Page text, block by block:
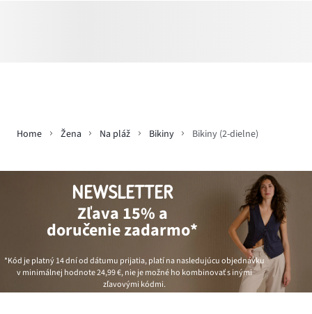
Home Žena Na pláž Bikiny Bikiny (2-dielne)
NEWSLETTER
Zľava 15% a
doručenie zadarmo*
*Kód je platný 14 dní od dátumu prijatia, platí na nasledujúcu objednávku
v minimálnej hodnote24,99 €, nie je možné ho kombinovať s inými
zľavovými kódmi.